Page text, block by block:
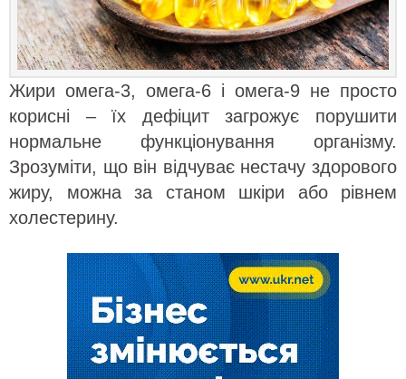
Жири омега-3, омега-6 і омега-9 не просто
корисні – їх дефіцит загрожує порушити
нормальне функціонування організму.
Зрозуміти, що він відчуває нестачу здорового
жиру, можна за станом шкіри або рівнем
холестерину.